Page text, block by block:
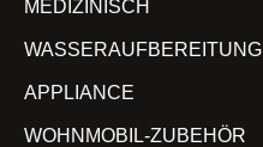
MEDIZINISCH
WASSERAUFBEREITUNG
APPLIANCE
WOHNMOBIL-ZUBEHÖR